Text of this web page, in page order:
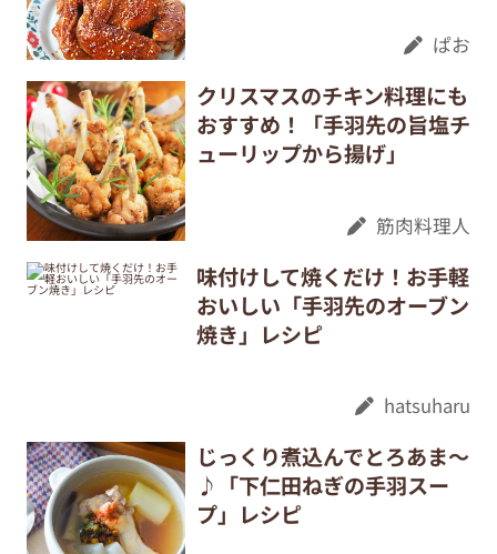
ぱお
クリスマスのチキン料理にも
おすすめ！「手羽先の旨塩チ
ューリップから揚げ」
筋肉料理人
味付けして焼くだけ！お手軽
おいしい「手羽先のオーブン
焼き」レシピ
hatsuharu
じっくり煮込んでとろあま～
♪「下仁田ねぎの手羽スー
プ」レシピ